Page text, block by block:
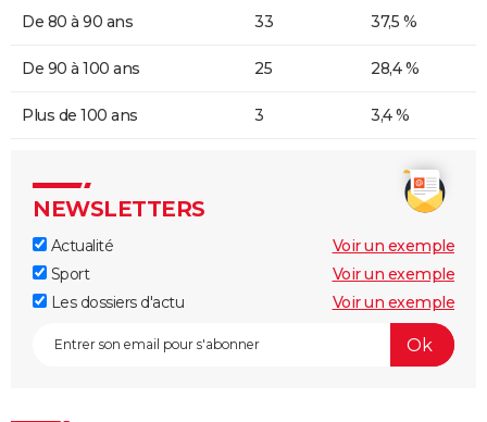
De 80 à 90 ans 33 37,5 %
De 90 à 100 ans 25 28,4 %
Plus de 100 ans 3 3,4 %
NEWSLETTERS
Actualité
Voir un exemple
Sport
Voir un exemple
Les dossiers d'actu
Voir un exemple